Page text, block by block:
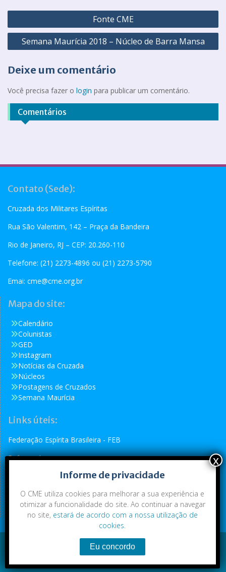
Fonte CME
Semana Maurícia 2018 – Núcleo de Barra Mansa
Deixe um comentário
Você precisa fazer o login para publicar um comentário.
Comentários
Contato (Sede):
Cruzada dos Militares Espíritas
Rua São Valentim, 142 – Praça da Bandeira
Rio de Janeiro, RJ – CEP: 20.260-110
Telefone: (21) 2273-4896 ou (21) 2273-5790
Emai: cme@cme.org.br
Mapa do site:
Calendário
Colunistas
GED
Instagram
Notícias da Cruzada
Núcleos
Postagens de Cruzados
Semana Maurícia
Links úteis:
Federação Espírita Brasileira - FEB
Reformador
Conselho Espírita Internacional - CEI
Conteúdo exclusivo da CME. Todos os direitos reservados.
Informe de privacidade
O CME utiliza cookies para melhorar a sua experiência e
otimizar a funcionalidade do site. Ao continuar a navegar
no site, estará de acordo com a nossa utilização de
cookies.